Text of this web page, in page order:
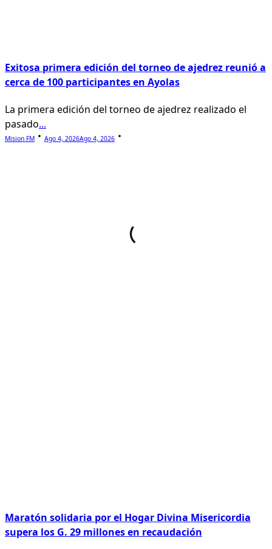
Exitosa primera edición del torneo de ajedrez reunió a
cerca de 100 participantes en Ayolas
La primera edición del torneo de ajedrez realizado el
pasado...
Mision FM Ago 4, 2026Ago 4, 2026
Maratón solidaria por el Hogar Divina Misericordia
supera los G. 29 millones en recaudación